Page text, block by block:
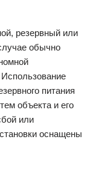
резервный или
обычно
Использование
питания
объекта и его
или
оснащены